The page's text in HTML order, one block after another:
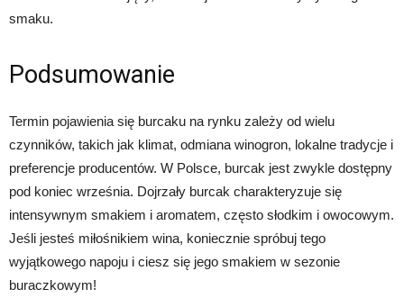
smaku.
Podsumowanie
Termin pojawienia się burcaku na rynku zależy od wielu
czynników, takich jak klimat, odmiana winogron, lokalne tradycje i
preferencje producentów. W Polsce, burcak jest zwykle dostępny
pod koniec września. Dojrzały burcak charakteryzuje się
intensywnym smakiem i aromatem, często słodkim i owocowym.
Jeśli jesteś miłośnikiem wina, koniecznie spróbuj tego
wyjątkowego napoju i ciesz się jego smakiem w sezonie
buraczkowym!